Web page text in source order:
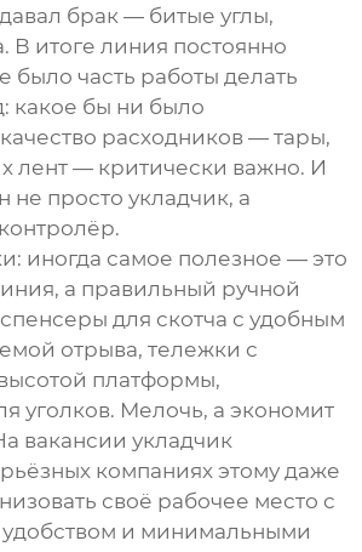
брак — битые углы,
В итоге линия постоянно
было часть работы делать
какое бы ни было
расходников — тары,
лент — критически важно. И
не просто укладчик, а
иногда самое полезное — это
а правильный ручной
для скотча с удобным
отрыва, тележки с
платформы,
уголков. Мелочь, а экономит
вакансии укладчик
компаниях этому даже
своё рабочее место с
и минимальными